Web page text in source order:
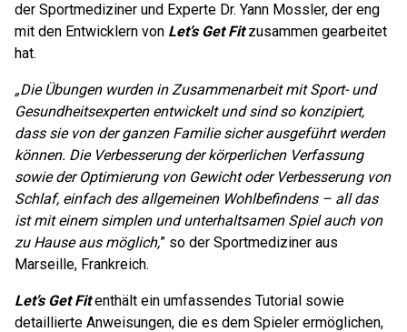
der Sportmediziner und Experte Dr. Yann Mossler, der eng
mit den Entwicklern von Let’s Get Fitzusammen gearbeitet
hat.
„Die Übungen wurden in Zusammenarbeit mit Sport- und
Gesundheitsexperten entwickelt und sind so konzipiert,
dass sie von der ganzen Familie sicher ausgeführt werden
können. Die Verbesserung der körperlichen Verfassung
sowie der Optimierung von Gewicht oder Verbesserung von
Schlaf, einfach des allgemeinen Wohlbefindens – all das
ist mit einem simplen und unterhaltsamen Spiel auch von
zu Hause aus möglich,” so der Sportmediziner aus
Marseille, Frankreich.
Let’s Get Fitenthält ein umfassendes Tutorial sowie
detaillierte Anweisungen, die es dem Spieler ermöglichen,